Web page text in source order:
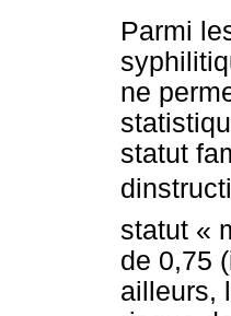
Parmi
ne
statut
statut «
de 0,75
ailleurs,